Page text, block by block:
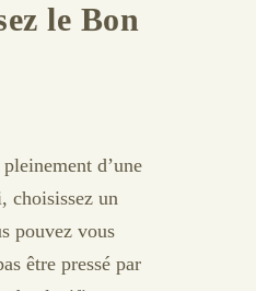
le Bon
d’une
choisissez un
pouvez vous
être pressé par